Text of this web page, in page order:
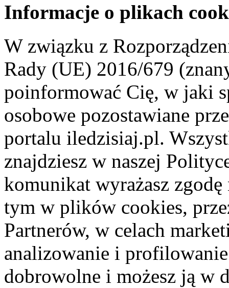
Informacje o plikach
W związku z
Rady (UE) 2016/679
poinformować Cię, w jaki
osobowe pozostawiane
portalu iledzisiaj.pl.
znajdziesz w naszej
komunikat wyrażasz
tym w plików cookies,
Partnerów, w celach
analizowanie i
dobrowolne i możesz ją w